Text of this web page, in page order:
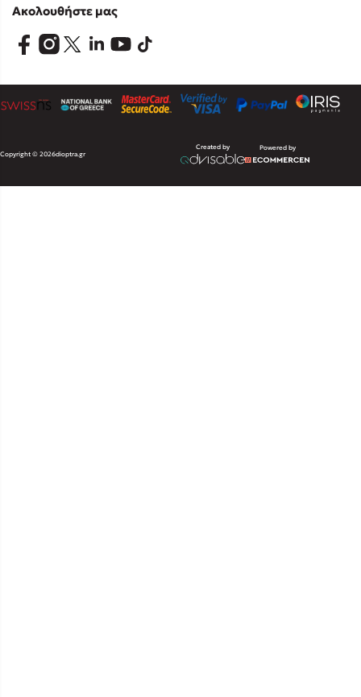
Ακολουθήστε μας
Copyright © 2026dioptra.gr
Created by Powered by